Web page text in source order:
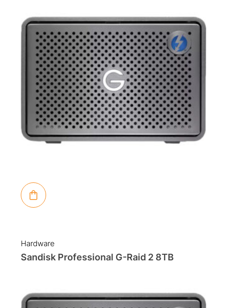
Hardware
Sandisk Professional G-Raid 2 8TB